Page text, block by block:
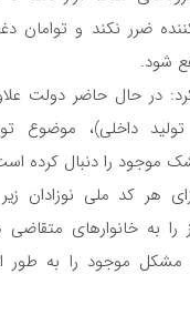
ضرر نکند و توامان
شود.
در حال حاضر دولت
داخلی)، موضوع
موجود را دنبال کرده
هر کد ملی نوزادان
به خانوارهای متقاضی
مشکل موجود را به طور